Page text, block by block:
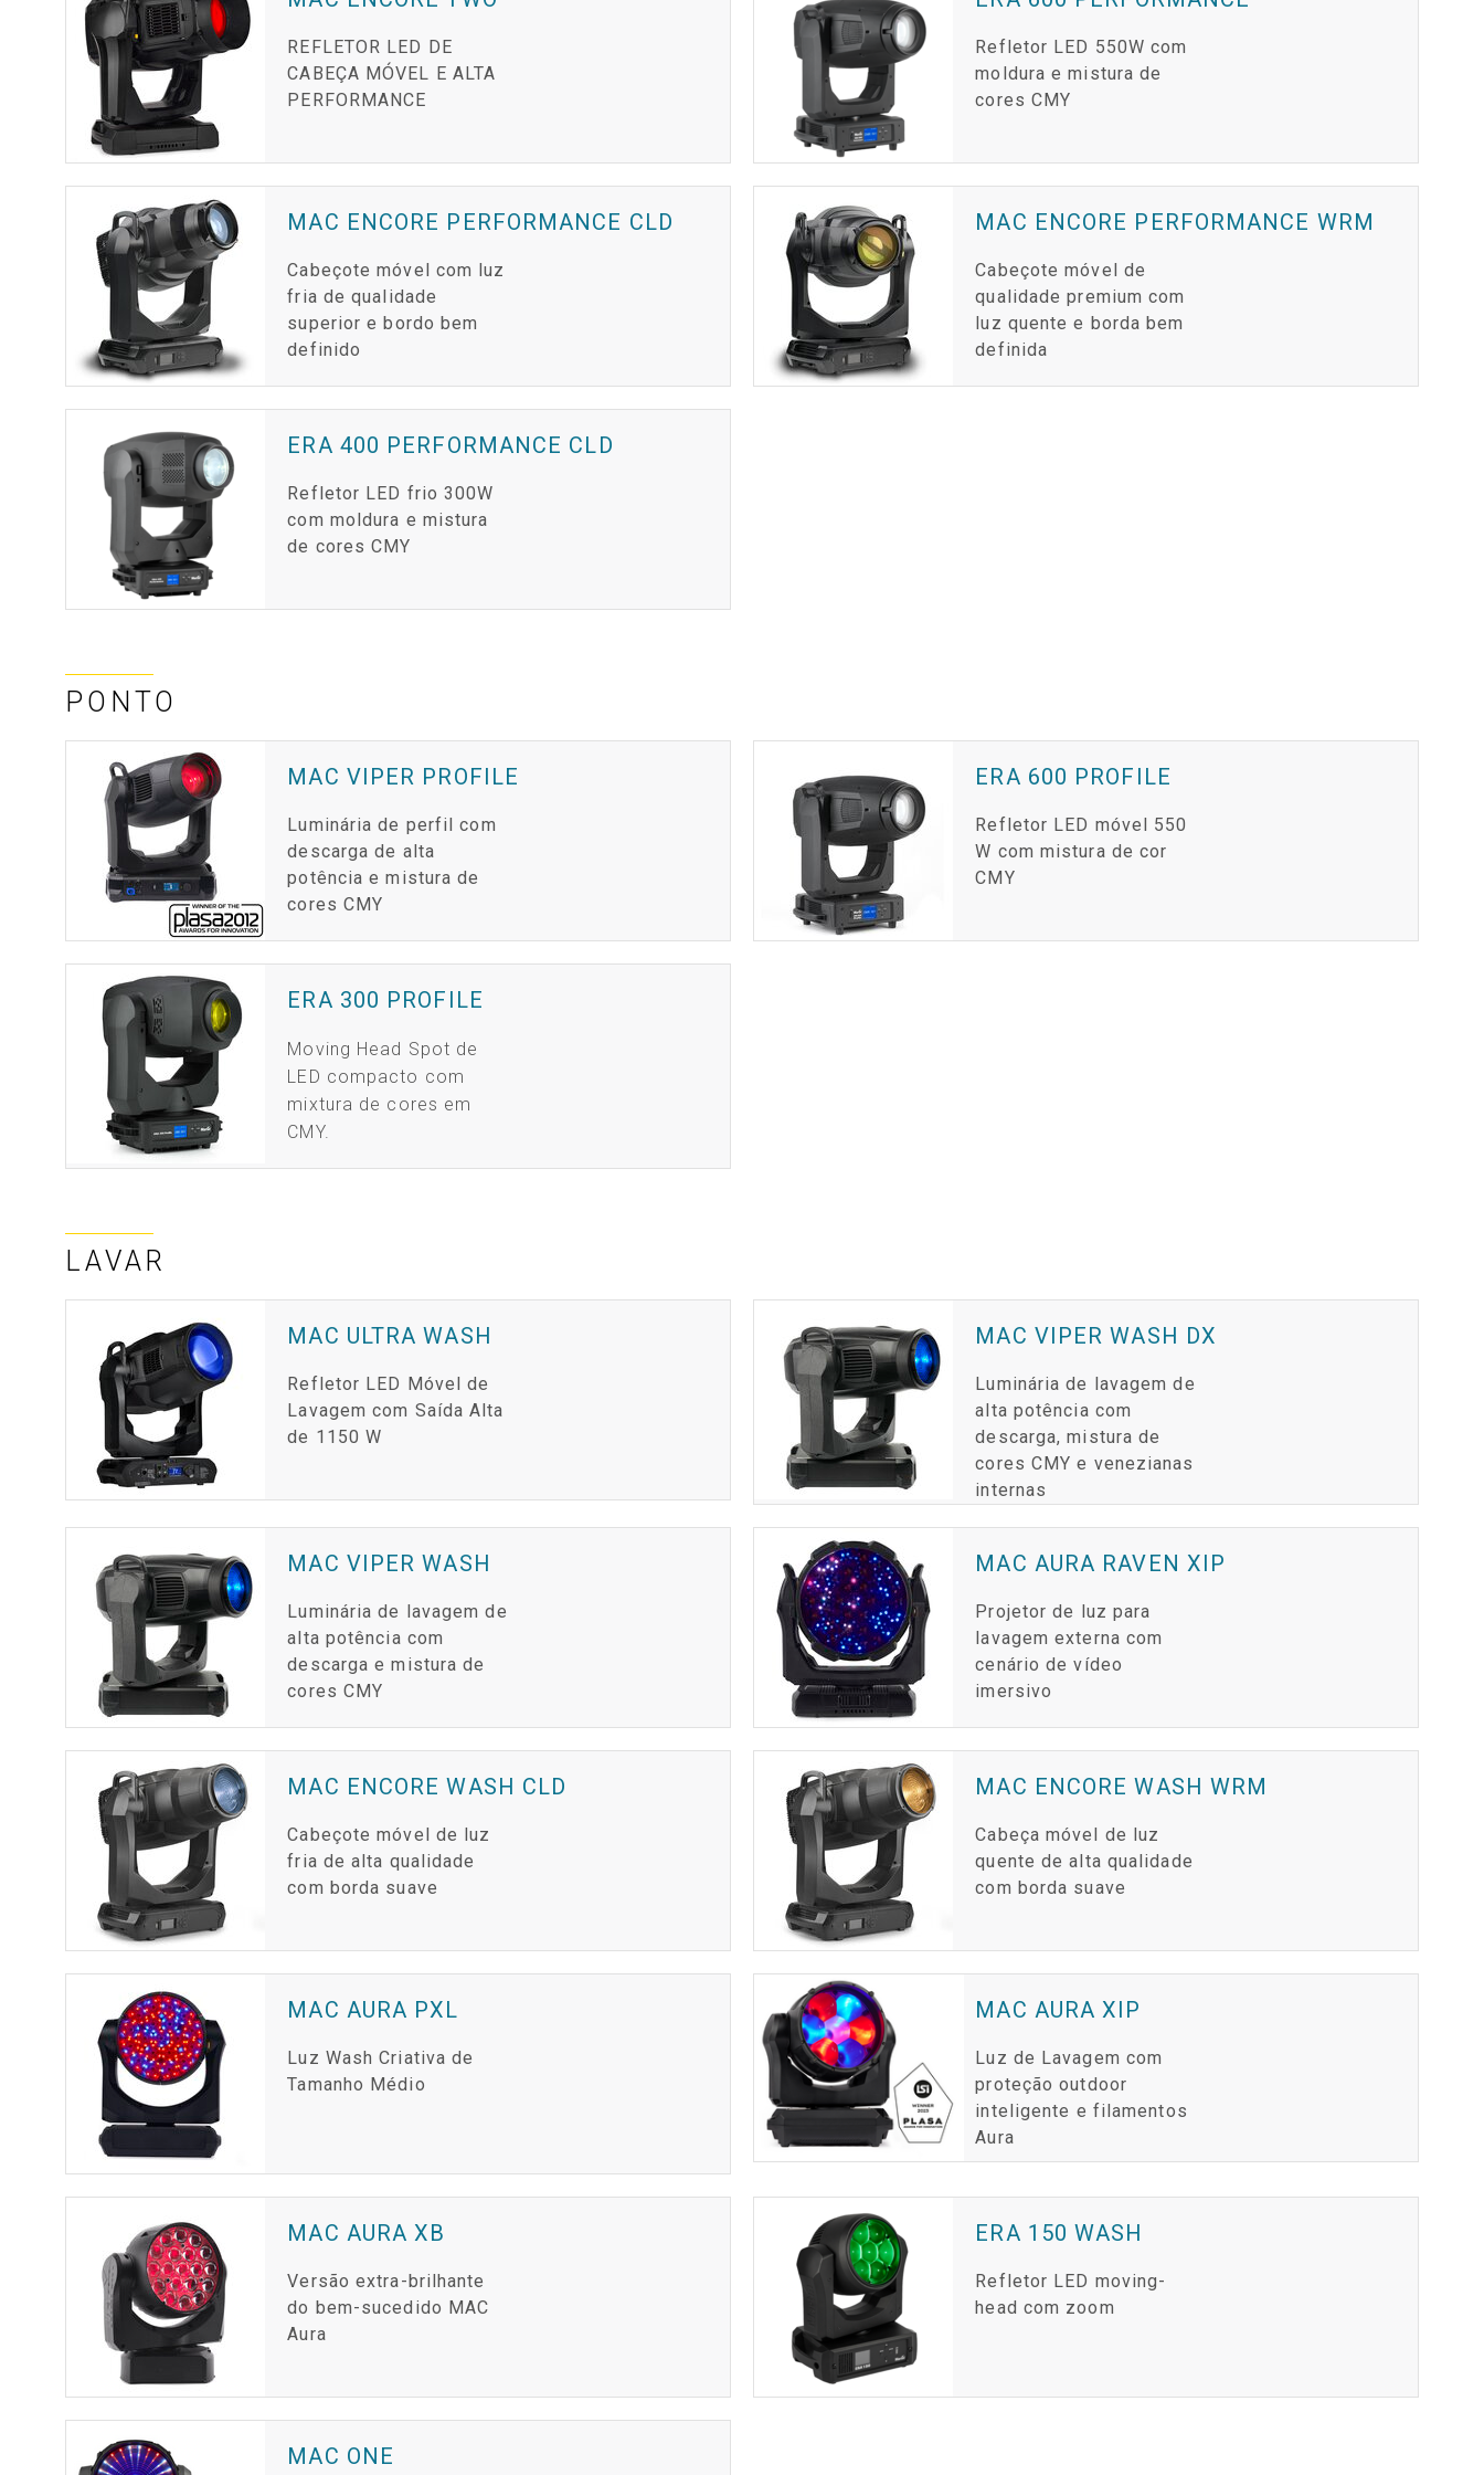
REFLETOR LED DE
CABEÇA MÓVEL E ALTA
PERFORMANCE
Refletor LED 550W com
moldura e mistura de
cores CMY
MAC ENCORE PERFORMANCE CLD
Cabeçote móvel com luz
fria de qualidade
superior e bordo bem
definido
MAC ENCORE PERFORMANCE WRM
Cabeçote móvel de
qualidade premium com
luz quente e borda bem
definida
ERA 400 PERFORMANCE CLD
Refletor LED frio 300W
com moldura e mistura
de cores CMY
PONTO
MAC VIPER PROFILE
Luminária de perfil com
descarga de alta
potência e mistura de
cores CMY
ERA 600 PROFILE
Refletor LED móvel 550
W com mistura de cor
CMY
ERA 300 PROFILE
Moving Head Spot de
LED compacto com
mixtura de cores em
CMY.
LAVAR
MAC ULTRA WASH
Refletor LED Móvel de
Lavagem com Saída Alta
de 1150 W
MAC VIPER WASH DX
Luminária de lavagem de
alta potência com
descarga, mistura de
cores CMY e venezianas
internas
MAC VIPER WASH
Luminária de lavagem de
alta potência com
descarga e mistura de
cores CMY
MAC AURA RAVEN XIP
Projetor de luz para
lavagem externa com
cenário de vídeo
imersivo
MAC ENCORE WASH CLD
Cabeçote móvel de luz
fria de alta qualidade
com borda suave
MAC ENCORE WASH WRM
Cabeça móvel de luz
quente de alta qualidade
com borda suave
MAC AURA PXL
Luz Wash Criativa de
Tamanho Médio
MAC AURA XIP
Luz de Lavagem com
proteção outdoor
inteligente e filamentos
Aura
MAC AURA XB
Versão extra-brilhante
do bem-sucedido MAC
Aura
ERA 150 WASH
Refletor LED moving-
head com zoom
MAC ONE